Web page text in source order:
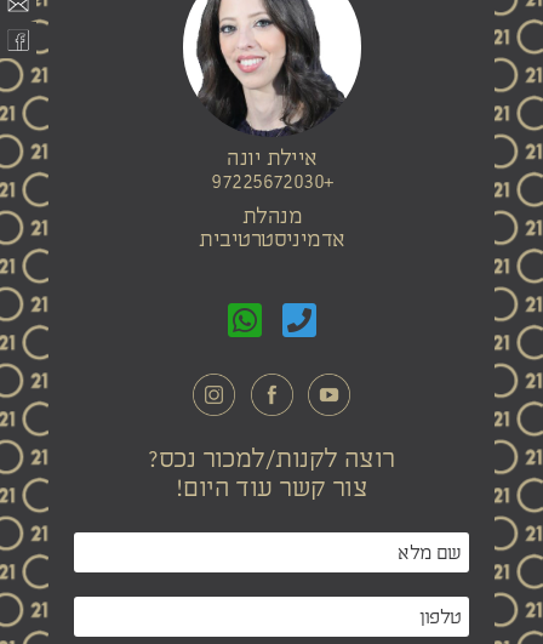
איילת יונה
+97225672030
מנהלת
אדמיניסטרטיבית
רוצה לקנות/למכור נכס?
צור קשר עוד היום!